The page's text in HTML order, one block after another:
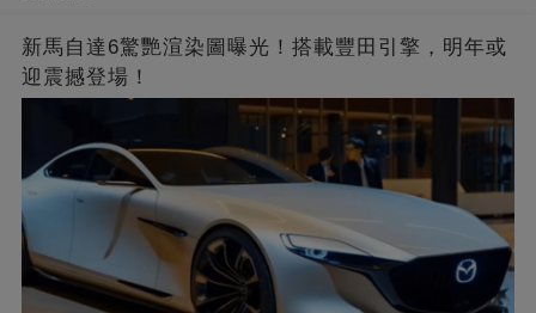
新馬自達6驚艷渲染圖曝光！搭載豐田引擎，明年或
迎震撼登場！